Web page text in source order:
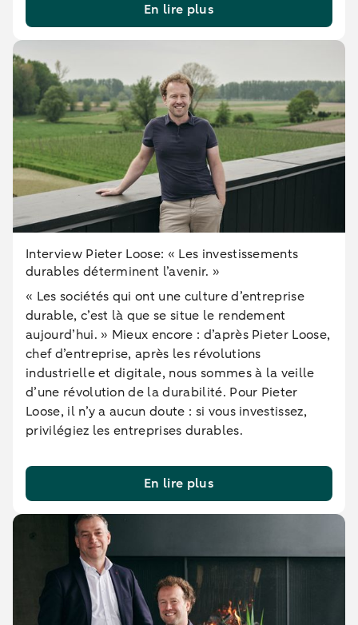
En lire plus
Interview Pieter Loose: « Les investissements
durables déterminent l’avenir. »
« Les sociétés qui ont une culture d’entreprise
durable, c’est là que se situe le rendement
aujourd’hui. » Mieux encore : d’après Pieter Loose,
chef d’entreprise, après les révolutions
industrielle et digitale, nous sommes à la veille
d’une révolution de la durabilité. Pour Pieter
Loose, il n’y a aucun doute : si vous investissez,
privilégiez les entreprises durables.
En lire plus